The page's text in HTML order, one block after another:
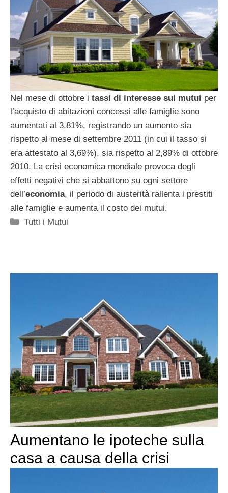
Nel mese di ottobre i tassi di interesse sui mutui per
l’acquisto di abitazioni concessi alle famiglie sono
aumentati al 3,81%, registrando un aumento sia
rispetto al mese di settembre 2011 (in cui il tasso si
era attestato al 3,69%), sia rispetto al 2,89% di ottobre
2010. La crisi economica mondiale provoca degli
effetti negativi che si abbattono su ogni settore
dell’economia, il periodo di austerità rallenta i prestiti
alle famiglie e aumenta il costo dei mutui.
Categorie
Tutti i Mutui
Aumentano le ipoteche sulla
casa a causa della crisi